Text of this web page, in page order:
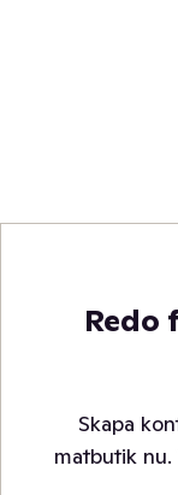
Skapa
matbutik